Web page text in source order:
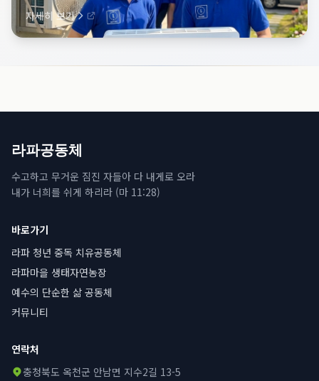
자세히 보기
라파공동체
수고하고 무거운 짐진 자들아 다 내게로 오라
내가 너희를 쉬게 하리라 (마 11:28)
바로가기
라파 청년 중독 치유공동체
라파마을 생태자연농장
예수의 단순한 삶 공동체
커뮤니티
연락처
충청북도 옥천군 안남면 지수2길 13-5